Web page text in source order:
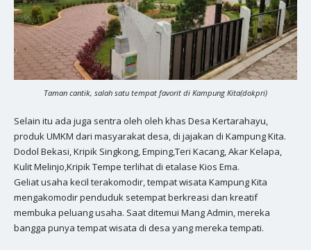
Taman cantik, salah satu tempat favorit di Kampung Kita(dokpri)
Selain itu ada juga sentra oleh oleh khas Desa Kertarahayu,
produk UMKM dari masyarakat desa, di jajakan di Kampung Kita.
Dodol Bekasi, Kripik Singkong, Emping,Teri Kacang, Akar Kelapa,
Kulit Melinjo,Kripik Tempe terlihat di etalase Kios Ema.
Geliat usaha kecil terakomodir, tempat wisata Kampung Kita
mengakomodir penduduk setempat berkreasi dan kreatif
membuka peluang usaha. Saat ditemui Mang Admin, mereka
bangga punya tempat wisata di desa yang mereka tempati.